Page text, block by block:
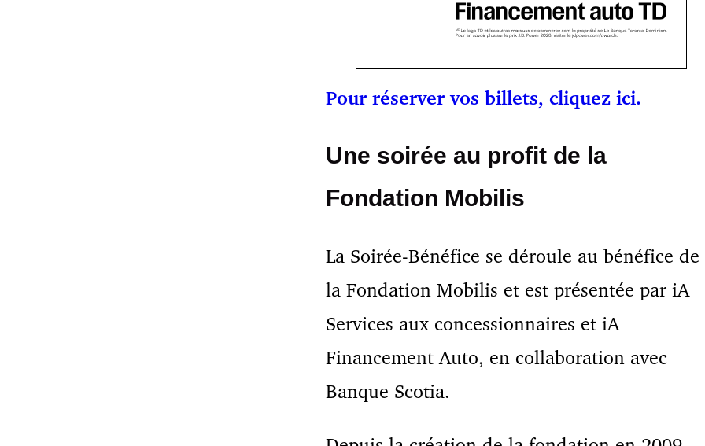
Pour réserver vos billets, cliquez ici.
Une soirée au profit de la
Fondation Mobilis
La Soirée-Bénéfice se déroule au bénéfice de
la Fondation Mobilis et est présentée par iA
Services aux concessionnaires et iA
Financement Auto, en collaboration avec
Banque Scotia.